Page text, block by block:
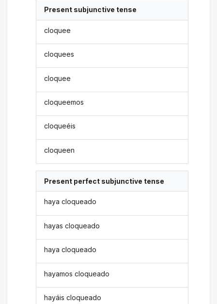
Present subjunctive tense
cloquee
cloquees
cloquee
cloqueemos
cloqueéis
cloqueen
Present perfect subjunctive tense
haya cloqueado
hayas cloqueado
haya cloqueado
hayamos cloqueado
hayáis cloqueado